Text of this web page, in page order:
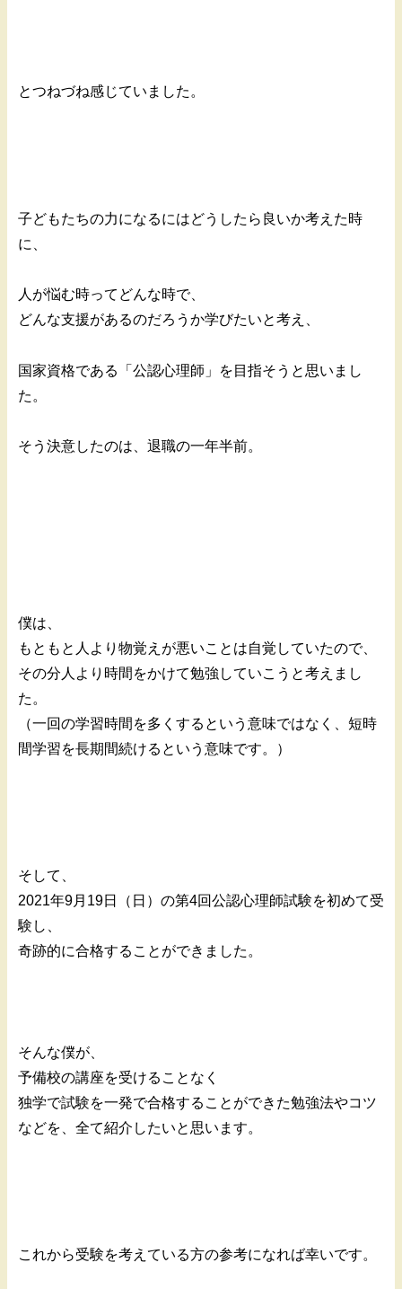
とつねづね感じていました。
子どもたちの力になるにはどうしたら良いか考えた時
に、
人が悩む時ってどんな時で、
どんな支援があるのだろうか学びたいと考え、
国家資格である「公認心理師」を目指そうと思いまし
た。
そう決意したのは、退職の一年半前。
僕は、
もともと人より物覚えが悪いことは自覚していたので、
その分人より時間をかけて勉強していこうと考えまし
た。
（一回の学習時間を多くするという意味ではなく、短時
間学習を長期間続けるという意味です。）
そして、
2021年9月19日（日）の第4回公認心理師試験を初めて受
験し、
奇跡的に合格することができました。
そんな僕が、
予備校の講座を受けることなく
独学で試験を一発で合格することができた勉強法やコツ
などを、全て紹介したいと思います。
これから受験を考えている方の参考になれば幸いです。